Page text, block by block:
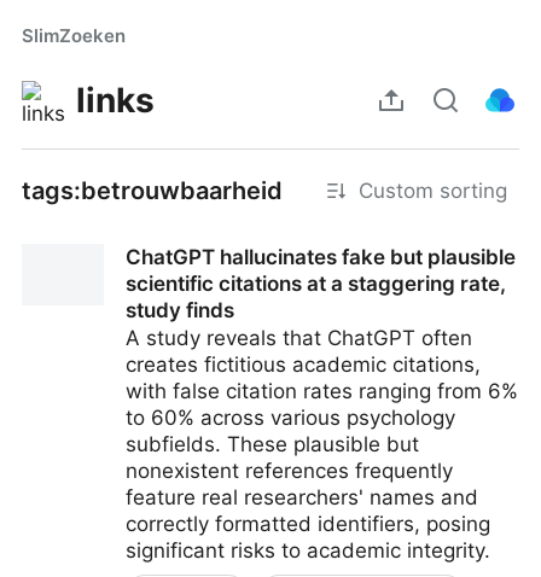
SlimZoeken
links
tags:betrouwbaarheid Custom sorting
ChatGPT hallucinates fake but plausible
scientific citations at a staggering rate,
study finds
A study reveals that ChatGPT often
creates fictitious academic citations,
with false citation rates ranging from 6%
to 60% across various psychology
subfields. These plausible but
nonexistent references frequently
feature real researchers' names and
correctly formatted identifiers, posing
significant risks to academic integrity.